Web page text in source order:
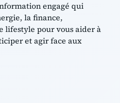
engagé qui
la finance,
lifestyle pour vous aider à
et agir face aux